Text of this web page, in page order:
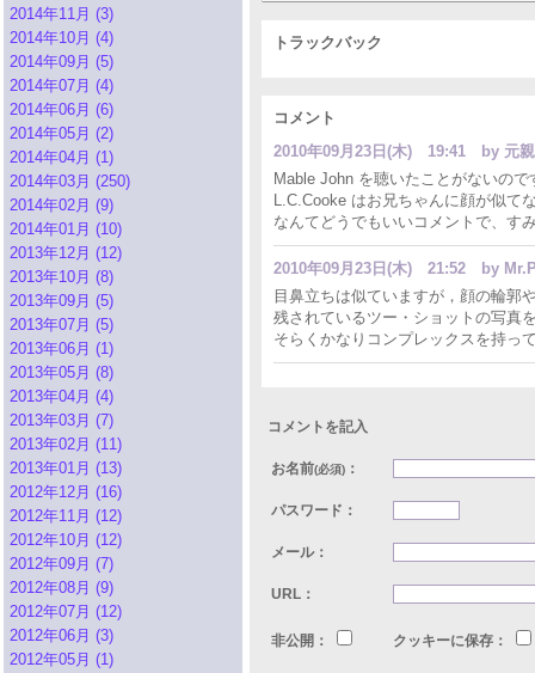
2014年11月 (3)
2014年10月 (4)
2014年09月 (5)
2014年07月 (4)
2014年06月 (6)
2014年05月 (2)
2014年04月 (1)
2014年03月 (250)
2014年02月 (9)
2014年01月 (10)
2013年12月 (12)
2013年10月 (8)
2013年09月 (5)
2013年07月 (5)
2013年06月 (1)
2013年05月 (8)
2013年04月 (4)
2013年03月 (7)
2013年02月 (11)
2013年01月 (13)
2012年12月 (16)
2012年11月 (12)
2012年10月 (12)
2012年09月 (7)
2012年08月 (9)
2012年07月 (12)
2012年06月 (3)
2012年05月 (1)
トラックバック
コメント
2010年09月23日(木) 19:41 by 元親
Mable John を聴いたことがないの
L.C.Cooke はお兄ちゃんに顔が似て
なんてどうでもいいコメントで、す
2010年09月23日(木) 21:52 by
目鼻立ちは似ていますが，顔の輪郭
残されているツー・ショットの写真
そらくかなりコンプレックスを持っ
コメントを記入
お名前(必須) ：
パスワード：
メール：
URL：
非公開： クッキーに保存：